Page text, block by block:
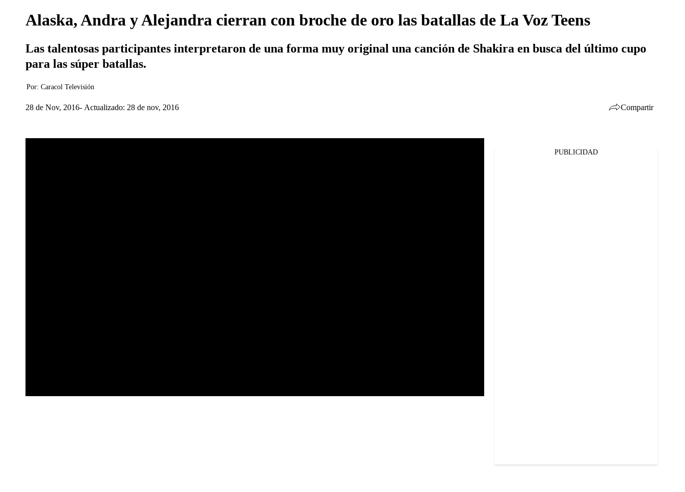
Alaska, Andra y Alejandra cierran con broche de oro las batallas de La Voz Teens
Las talentosas participantes interpretaron de una forma muy original una canción de Shakira en busca del último cupo
para las súper batallas.
Por: Caracol Televisión
28 de Nov, 2016 Actualizado: 28 de nov, 2016 Compartir
PUBLICIDAD